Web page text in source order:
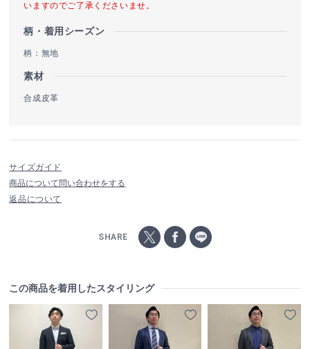
いますのでご了承くださいませ。
柄・着用シーズン
柄：無地
素材
合成皮革
サイズガイド
商品について問い合わせをする
返品について
SHARE
この商品を着用したスタイリング